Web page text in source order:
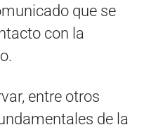
que se
con la
entre otros
de la